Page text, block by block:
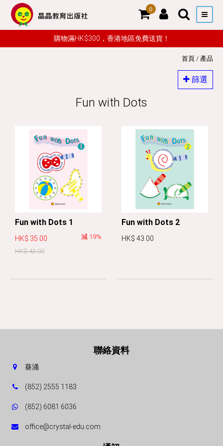
0
購物滿HK$300，香港地區免費送貨！
首頁 / 產品
篩選
Fun with Dots
Fun with Dots 1
HK$ 35.00
HK$ 43.00
減 19%
Fun with Dots 2
HK$ 43.00
聯絡資料
葵涌
(852) 2555 1183
(852) 6081 6036
office@crystal-edu.com